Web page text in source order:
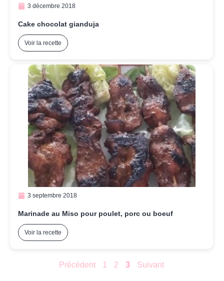
3 décembre 2018
Cake chocolat gianduja
Voir la recette
3 septembre 2018
Marinade au Miso pour poulet, porc ou boeuf
Voir la recette
Précédent 1 2 3 Suivant